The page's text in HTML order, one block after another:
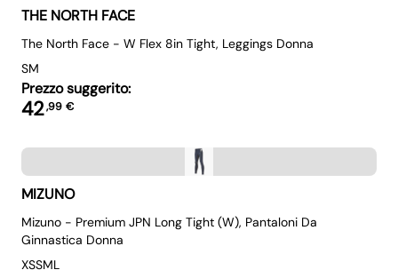
THE NORTH FACE
The North Face - W Flex 8in Tight, Leggings Donna
SM
Prezzo suggerito:
42,99 €
MIZUNO
Mizuno - Premium JPN Long Tight (W), Pantaloni Da
Ginnastica Donna
XSSML